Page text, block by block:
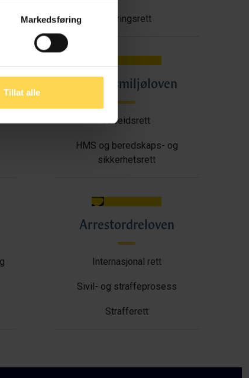
Markedsføring
Tillat alle
Næringsrett
Arbeidsmiljøloven
Arbeidsrett
HMS og beredskaps- og
sikkerhetsrett
Arrestordreloven
Internasjonal rett
Sivil- og straffeprosess
Strafferett